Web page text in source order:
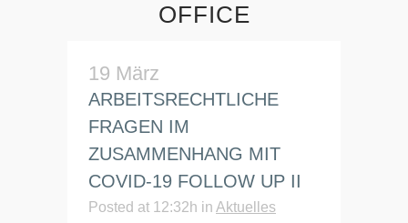
OFFICE
19 März
ARBEITSRECHTLICHE
FRAGEN IM
ZUSAMMENHANG MIT
COVID-19 FOLLOW UP II
Posted at 12:32h in Aktuelles